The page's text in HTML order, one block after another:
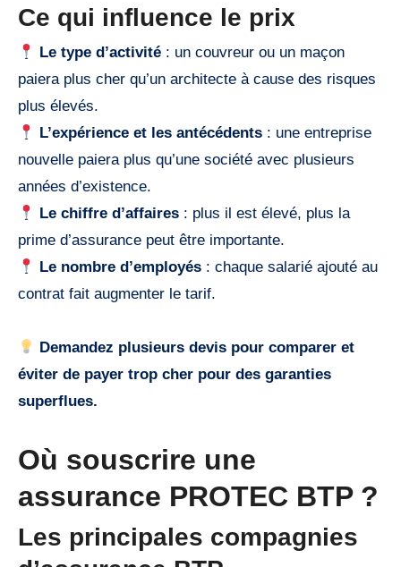
Ce qui influence le prix
Le type d’activité : un couvreur ou un maçon
paiera plus cher qu’un architecte à cause des risques
plus élevés.
L’expérience et les antécédents : une entreprise
nouvelle paiera plus qu’une société avec plusieurs
années d’existence.
Le chiffre d’affaires : plus il est élevé, plus la
prime d’assurance peut être importante.
Le nombre d’employés : chaque salarié ajouté au
contrat fait augmenter le tarif.
Demandez plusieurs devis pour comparer et
éviter de payer trop cher pour des garanties
superflues.
Où souscrire une
assurance PROTEC BTP ?
Les principales compagnies